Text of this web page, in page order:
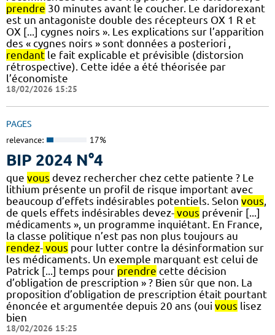
prendre 30 minutes avant le coucher. Le daridorexant
est un antagoniste double des récepteurs OX 1 R et
OX [...] cygnes noirs ». Les explications sur l’apparition
des « cygnes noirs » sont données a posteriori ,
rendant le fait explicable et prévisible (distorsion
rétrospective). Cette idée a été théorisée par
l’économiste
18/02/2026 15:25
PAGES
relevance: 17%
BIP 2024 N°4
que vous devez rechercher chez cette patiente ? Le
lithium présente un profil de risque important avec
beaucoup d’effets indésirables potentiels. Selon vous,
de quels effets indésirables devez- vous prévenir [...]
médicaments », un programme inquiétant. En France,
la classe politique n’est pas non plus toujours au
rendez- vous pour lutter contre la désinformation sur
les médicaments. Un exemple marquant est celui de
Patrick [...] temps pour prendre cette décision
d’obligation de prescription » ? Bien sûr que non. La
proposition d’obligation de prescription était pourtant
énoncée et argumentée depuis 20 ans (oui vous lisez
bien
18/02/2026 15:25